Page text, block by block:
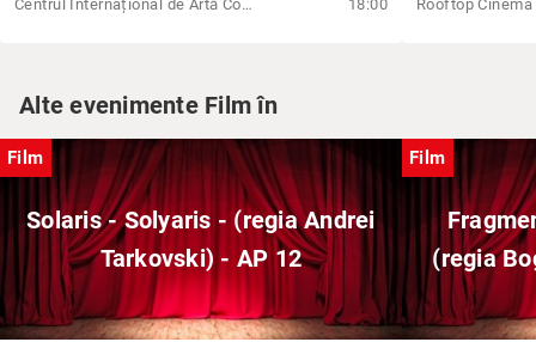
Centrul Internațional de Artă Contemporană - Baia Turcească Iași 18:00 Rooftop Cinema
Alte evenimente Film în
Film
Solaris - Solyaris - (regia Andrei
Tarkovski) - AP 12
Film
(regia